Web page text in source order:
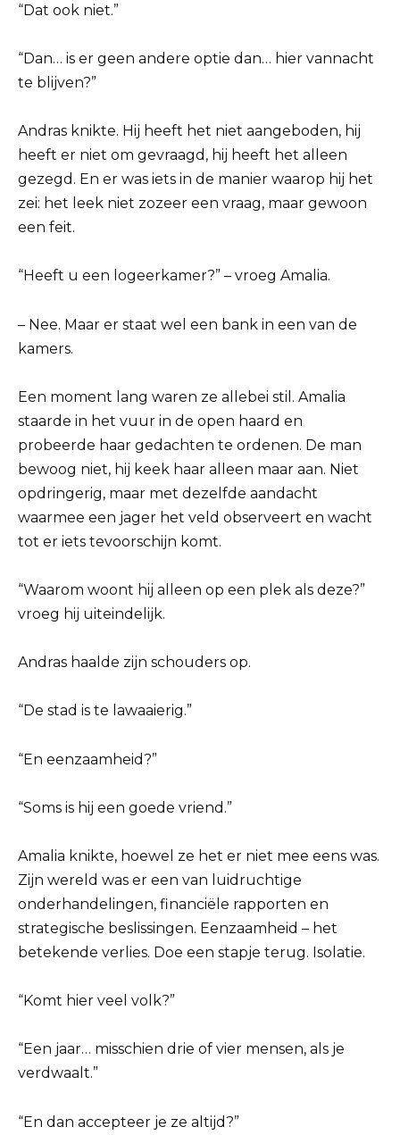
“Dat ook niet.”
“Dan… is er geen andere optie dan… hier vannacht
te blijven?”
Andras knikte. Hij heeft het niet aangeboden, hij
heeft er niet om gevraagd, hij heeft het alleen
gezegd. En er was iets in de manier waarop hij het
zei: het leek niet zozeer een vraag, maar gewoon
een feit.
“Heeft u een logeerkamer?” – vroeg Amalia.
– Nee. Maar er staat wel een bank in een van de
kamers.
Een moment lang waren ze allebei stil. Amalia
staarde in het vuur in de open haard en
probeerde haar gedachten te ordenen. De man
bewoog niet, hij keek haar alleen maar aan. Niet
opdringerig, maar met dezelfde aandacht
waarmee een jager het veld observeert en wacht
tot er iets tevoorschijn komt.
“Waarom woont hij alleen op een plek als deze?”
vroeg hij uiteindelijk.
Andras haalde zijn schouders op.
“De stad is te lawaaierig.”
“En eenzaamheid?”
“Soms is hij een goede vriend.”
Amalia knikte, hoewel ze het er niet mee eens was.
Zijn wereld was er een van luidruchtige
onderhandelingen, financiële rapporten en
strategische beslissingen. Eenzaamheid – het
betekende verlies. Doe een stapje terug. Isolatie.
“Komt hier veel volk?”
“Een jaar… misschien drie of vier mensen, als je
verdwaalt.”
“En dan accepteer je ze altijd?”